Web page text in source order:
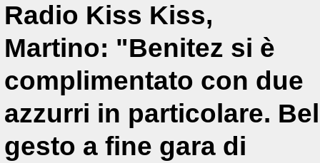
Radio Kiss Kiss,
Martino: "Benitez si è
complimentato con due
azzurri in particolare. Bel
gesto a fine gara di